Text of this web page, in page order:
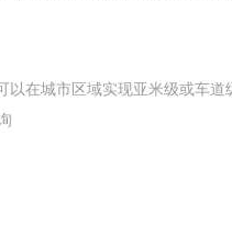
在城市区域实现亚米级或车道